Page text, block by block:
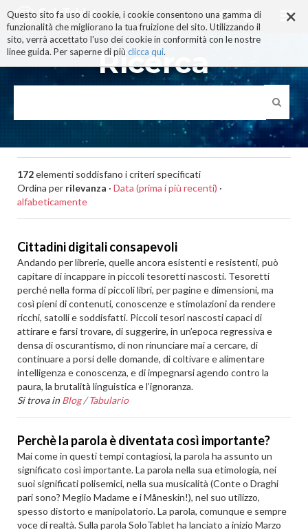
×
Questo sito fa uso di cookie, i cookie consentono una gamma di
funzionalità che migliorano la tua fruizione del sito. Utilizzando il
sito, verrà accettato l'uso dei cookie in conformità con le nostre
linee guida. Per saperne di più clicca qui.
ai
contenuti.
|
alla
navigazione
Ricerca
172elementi soddisfano i criteri specificati
Ordina per rilevanza · Data (prima i più recenti) ·
alfabeticamente
Cittadini digitali consapevoli
Andando per librerie, quelle ancora esistenti e resistenti, può
capitare di incappare in piccoli tesoretti nascosti. Tesoretti
perché nella forma di piccoli libri, per pagine e dimensioni, ma
così pieni di contenuti, conoscenze e stimolazioni da rendere
ricchi, satolli e soddisfatti. Piccoli tesori nascosti capaci di
attirare e farsi trovare, di suggerire, in un’epoca regressiva e
densa di oscurantismo, di non rinunciare mai a cercare, di
continuare a porsi delle domande, di coltivare e alimentare
intelligenza e conoscenza, e di impegnarsi agendo contro la
paura, la brutalità linguistica e l’ignoranza.
Si trova in Blog /Tabulario
Perchè la parola è diventata così importante?
Mai come in questi tempi contagiosi, la parola ha assunto un
significato così importante. La parola nella sua etimologia, nei
suoi significati polisemici, nella sua musicalità (Conte o Draghi
pari sono? Meglio Madame e i Måneskin!), nel suo utilizzo,
spesso distorto e manipolatorio. La parola, comunque e sempre
voce di realtà. Sulla parola SoloTablet ha lanciato a inizio Marzo